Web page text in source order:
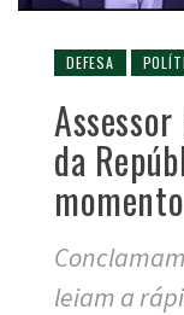
DEFESA
da
leiam a